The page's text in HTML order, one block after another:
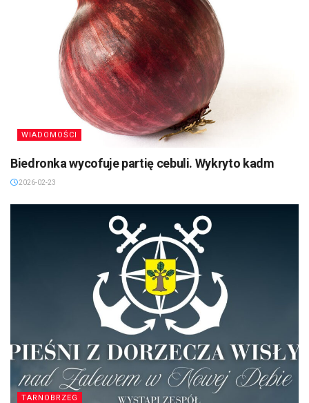
WIADOMOŚCI
Biedronka wycofuje partię cebuli. Wykryto kadm
2026-02-23
TARNOBRZEG